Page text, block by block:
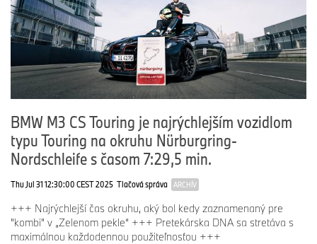
BMW M3 CS Touring je najrýchlejším vozidlom
typu Touring na okruhu Nürburgring-
Nordschleife s časom 7:29,5 min.
Thu Jul 31 12:30:00 CEST 2025 Tlačová správa ARCHÍV
+++ Najrýchlejší čas okruhu, aký bol kedy zaznamenaný pre
"kombi" v „Zelenom pekle“ +++ Pretekárska DNA sa stretáva s
maximálnou každodennou použiteľnosťou +++